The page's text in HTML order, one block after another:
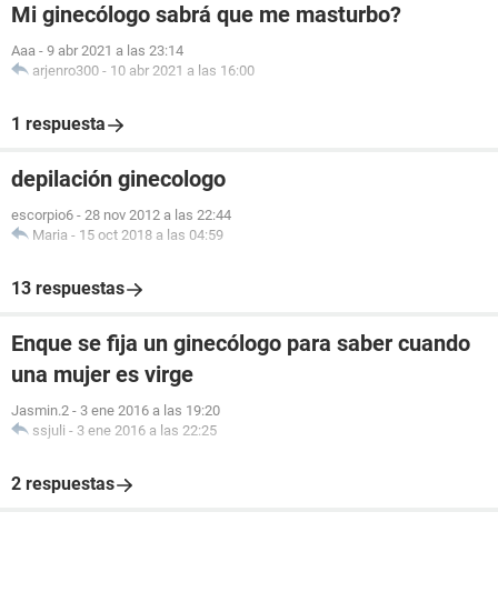
Mi ginecólogo sabrá que me masturbo?
Aaa - 9 abr 2021 a las 23:14
arjenro300 - 10 abr 2021 a las 16:00
1 respuesta
depilación ginecologo
escorpio6 - 28 nov 2012 a las 22:44
Maria - 15 oct 2018 a las 04:59
13 respuestas
Enque se fija un ginecólogo para saber cuando
una mujer es virge
Jasmin.2 - 3 ene 2016 a las 19:20
ssjuli - 3 ene 2016 a las 22:25
2 respuestas